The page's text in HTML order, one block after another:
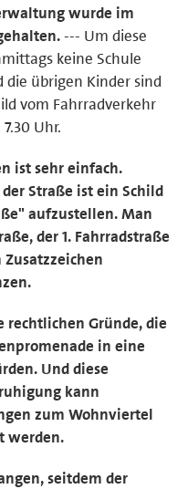
wurde im
--- Um diese
keine Schule
die übrigen Kinder sind
vom Fahrradverkehr
Uhr.
ist sehr einfach.
Straße ist ein Schild
aufzustellen. Man
der 1. Fahrradstraße
rechtlichen Gründe, die
in eine
Und diese
kann
zum Wohnviertel
werden.
seitdem der